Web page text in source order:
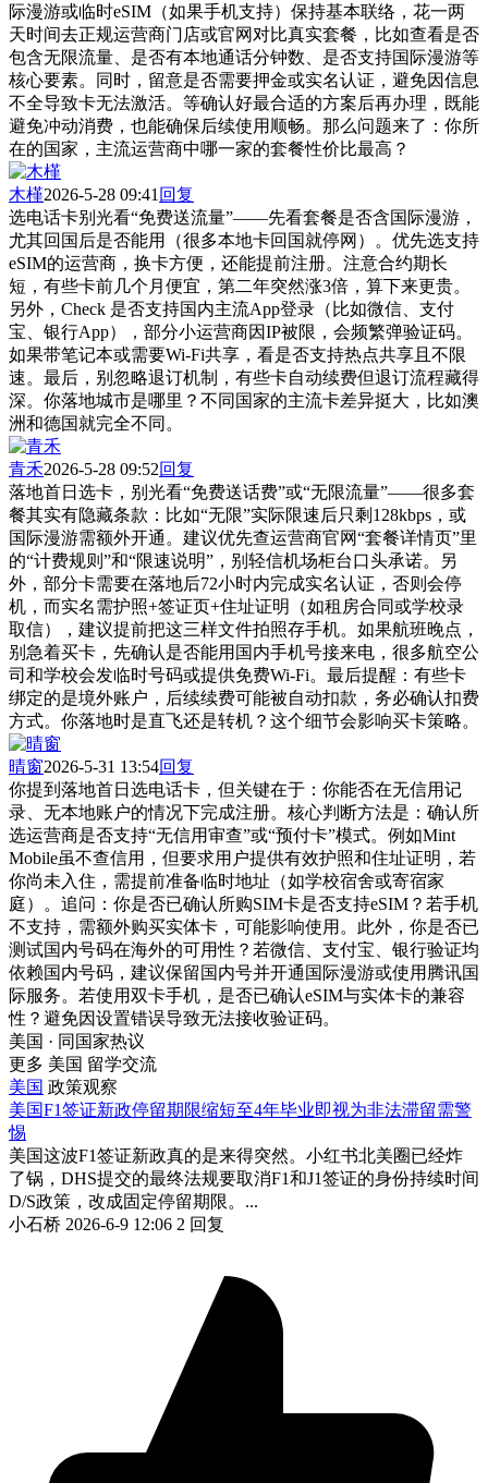
际漫游或临时eSIM（如果手机支持）保持基本联络，花一两
天时间去正规运营商门店或官网对比真实套餐，比如查看是否
包含无限流量、是否有本地通话分钟数、是否支持国际漫游等
核心要素。同时，留意是否需要押金或实名认证，避免因信息
不全导致卡无法激活。等确认好最合适的方案后再办理，既能
避免冲动消费，也能确保后续使用顺畅。那么问题来了：你所
在的国家，主流运营商中哪一家的套餐性价比最高？
木槿2026-5-28 09:41 回复
选电话卡别光看“免费送流量”——先看套餐是否含国际漫游，
尤其回国后是否能用（很多本地卡回国就停网）。优先选支持
eSIM的运营商，换卡方便，还能提前注册。注意合约期长
短，有些卡前几个月便宜，第二年突然涨3倍，算下来更贵。
另外，Check 是否支持国内主流App登录（比如微信、支付
宝、银行App），部分小运营商因IP被限，会频繁弹验证码。
如果带笔记本或需要Wi-Fi共享，看是否支持热点共享且不限
速。最后，别忽略退订机制，有些卡自动续费但退订流程藏得
深。你落地城市是哪里？不同国家的主流卡差异挺大，比如澳
洲和德国就完全不同。
青禾2026-5-28 09:52回复
落地首日选卡，别光看“免费送话费”或“无限流量”——很多套
餐其实有隐藏条款：比如“无限”实际限速后只剩128kbps，或
国际漫游需额外开通。建议优先查运营商官网“套餐详情页”里
的“计费规则”和“限速说明”，别轻信机场柜台口头承诺。另
外，部分卡需要在落地后72小时内完成实名认证，否则会停
机，而实名需护照+签证页+住址证明（如租房合同或学校录
取信），建议提前把这三样文件拍照存手机。如果航班晚点，
别急着买卡，先确认是否能用国内手机号接来电，很多航空公
司和学校会发临时号码或提供免费Wi-Fi。最后提醒：有些卡
绑定的是境外账户，后续续费可能被自动扣款，务必确认扣费
方式。你落地时是直飞还是转机？这个细节会影响买卡策略。
晴窗2026-5-31 13:54回复
你提到落地首日选电话卡，但关键在于：你能否在无信用记
录、无本地账户的情况下完成注册。核心判断方法是：确认所
选运营商是否支持“无信用审查”或“预付卡”模式。例如Mint
Mobile虽不查信用，但要求用户提供有效护照和住址证明，若
你尚未入住，需提前准备临时地址（如学校宿舍或寄宿家
庭）。追问：你是否已确认所购SIM卡是否支持eSIM？若手机
不支持，需额外购买实体卡，可能影响使用。此外，你是否已
测试国内号码在海外的可用性？若微信、支付宝、银行验证均
依赖国内号码，建议保留国内号并开通国际漫游或使用腾讯国
际服务。若使用双卡手机，是否已确认eSIM与实体卡的兼容
性？避免因设置错误导致无法接收验证码。
美国 · 同国家热议
更多 美国 留学交流
美国 政策观察
美国F1签证新政停留期限缩短至4年毕业即视为非法滞留需警
惕
美国这波F1签证新政真的是来得突然。小红书北美圈已经炸
了锅，DHS提交的最终法规要取消F1和J1签证的身份持续时间
D/S政策，改成固定停留期限。...
小石桥 2026-6-9 12:06 2 回复